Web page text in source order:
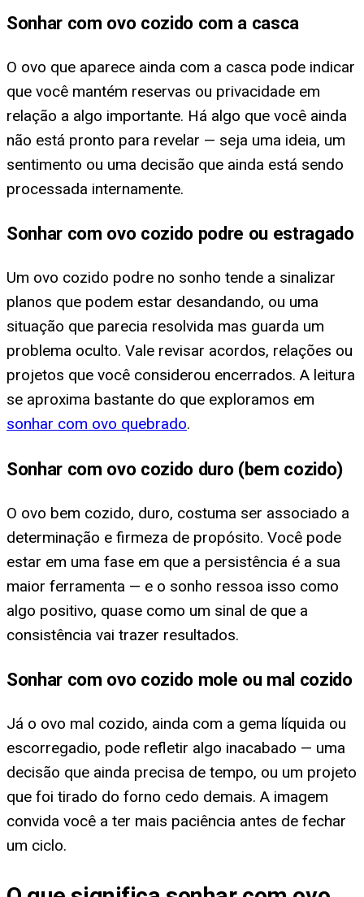
Sonhar com ovo cozido com a casca
O ovo que aparece ainda com a casca pode indicar
que você mantém reservas ou privacidade em
relação a algo importante. Há algo que você ainda
não está pronto para revelar — seja uma ideia, um
sentimento ou uma decisão que ainda está sendo
processada internamente.
Sonhar com ovo cozido podre ou estragado
Um ovo cozido podre no sonho tende a sinalizar
planos que podem estar desandando, ou uma
situação que parecia resolvida mas guarda um
problema oculto. Vale revisar acordos, relações ou
projetos que você considerou encerrados. A leitura
se aproxima bastante do que exploramos em
sonhar com ovo quebrado.
Sonhar com ovo cozido duro (bem cozido)
O ovo bem cozido, duro, costuma ser associado a
determinação e firmeza de propósito. Você pode
estar em uma fase em que a persistência é a sua
maior ferramenta — e o sonho ressoa isso como
algo positivo, quase como um sinal de que a
consistência vai trazer resultados.
Sonhar com ovo cozido mole ou mal cozido
Já o ovo mal cozido, ainda com a gema líquida ou
escorregadio, pode refletir algo inacabado — uma
decisão que ainda precisa de tempo, ou um projeto
que foi tirado do forno cedo demais. A imagem
convida você a ter mais paciência antes de fechar
um ciclo.